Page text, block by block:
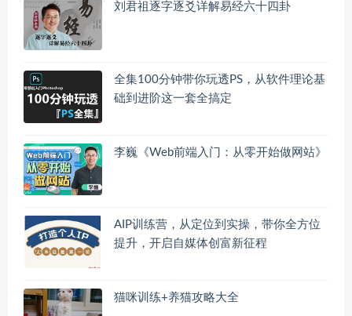
刘君祖逐字逐爻详解易经六十四卦
全集100分钟带你玩透PS，从软件理论基
础到进阶这一套全搞定
李巍《Web前端入门：从零开始做网站》
AIP训练营，从定位到实操，带你全方位
提升，开启自媒体创富新征程
猫咪训练+养猫攻略大全